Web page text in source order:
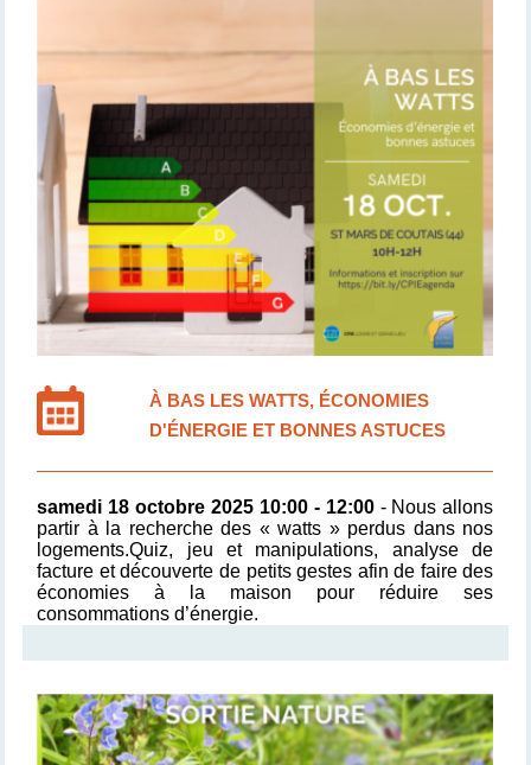
À BAS LES WATTS, ÉCONOMIES
D'ÉNERGIE ET BONNES ASTUCES
samedi 18 octobre 2025 10:00 - 12:00- Nous allons
partir à la recherche des « watts » perdus dans nos
logements.Quiz, jeu et manipulations, analyse de
facture et découverte de petits gestes afin de faire des
économies à la maison pour réduire ses
consommations d’énergie.